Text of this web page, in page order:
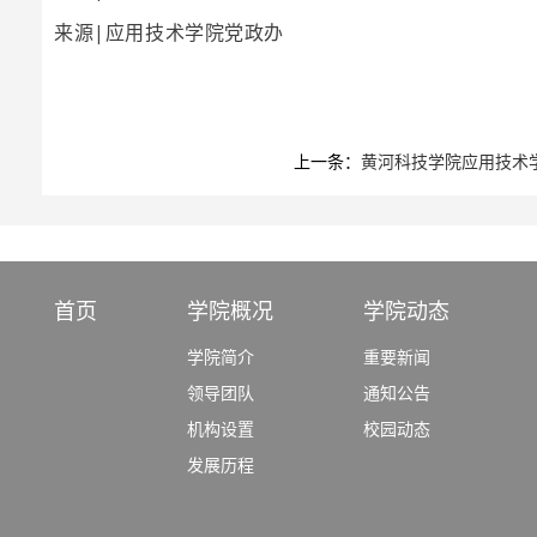
来源|应用技术学院党政办
上一条： 黄河科技学院应用技术
首页 学院概况
学院简介
领导团队
机构设置
发展历程
学院动态
重要新闻
通知公告
校园动态